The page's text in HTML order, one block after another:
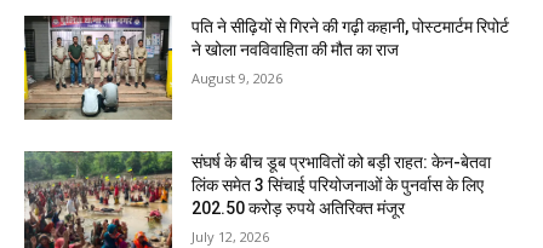
पति ने सीढ़ियों से गिरने की गढ़ी कहानी, पोस्टमार्टम रिपोर्ट
ने खोला नवविवाहिता की मौत का राज
August 9, 2026
संघर्ष के बीच डूब प्रभावितों को बड़ी राहत: केन-बेतवा
लिंक समेत 3 सिंचाई परियोजनाओं के पुनर्वास के लिए
202.50 करोड़ रुपये अतिरिक्त मंजूर
July 12, 2026